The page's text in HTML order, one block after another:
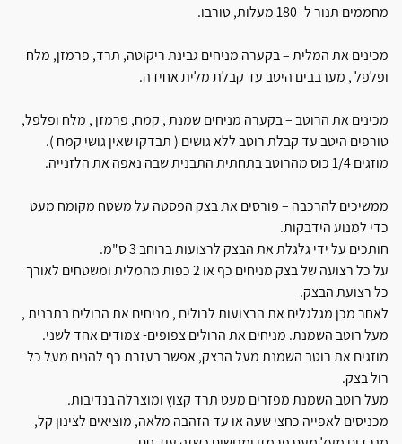
מחממים תנור ל- 180 מעלות, טורבו.
מכינים את המלית – בקערה מניחים גבינת ריקוטה, תרד, פרמזן, מלח
ופלפל , מערבבים היטב עד קבלת מלית אחידה.
מכינים את הרוטב – בקערה מניחים שמנת , קמח, פרמזן , מלח ופלפל,
טורפים היטב עד קבלת רוטב ללא גושים ( תבדקו שאין גושי קמח ).
מוזגים 1/4 כוס מהרוטב בתחתית התבנית שבה נאפה את הלזנייה.
ממשיכים להרכבה – פורסים את בצק הפסטה על משטח מקומח מעט
כדי למנוע הידבקות.
חותכים על ידי גלגלת את הבצק לרצועות ברוחב 3 ס"מ.
על כל רצועה של בצק מניחים כף או 2 כפות מהמלית ומשטחים לאורך
כל רצועת הבצק.
לאחר מכן מגלגלים את הרצועות לרולים , מניחים את הרולים בתבנית ,
מעל רוטב השמנת. מניחים את הרולים צפופים- צמודים אחד לשני.
מוזגים את רוטב השמנת מעל הבצק, אפשר בעזרת כף להניח מעל כל
רול בצק.
מעל רוטב השמנת מפזרים מעט תרד קצוץ ומוצרלה בנדיבות.
מכניסים לאפייה כחצי שעה או עד הזהבה מלאה, מוציאים לצינון קל,